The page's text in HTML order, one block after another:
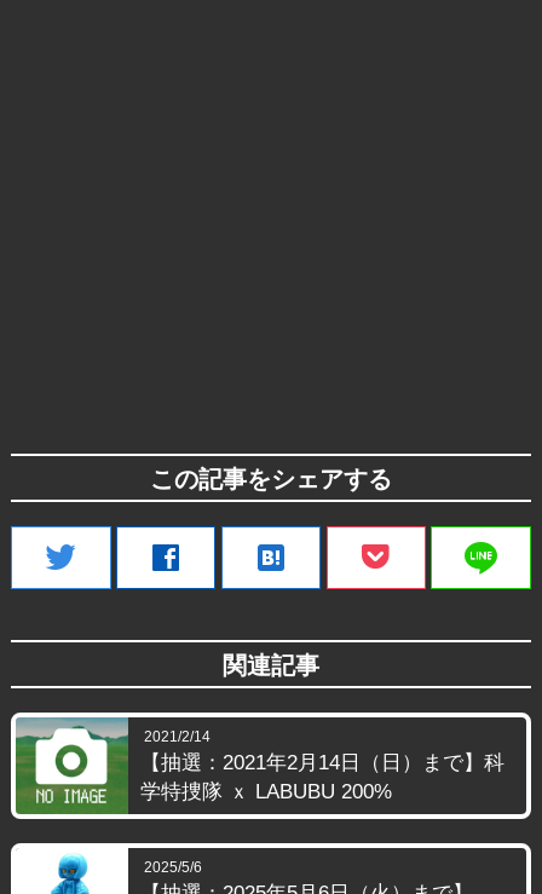
この記事をシェアする
twitter facebook hatenabookmark line
関連記事
2021/2/14
【抽選：2021年2月14日（日）まで】科
学特捜隊 ｘ LABUBU 200%
2025/5/6